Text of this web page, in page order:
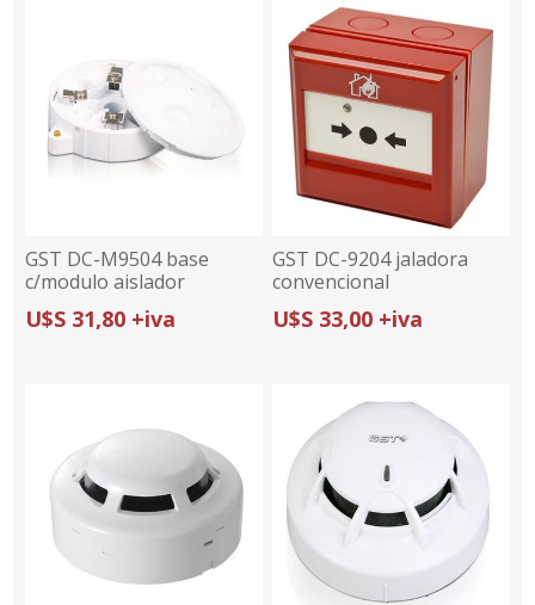
GST DC-M9504 base
c/modulo aislador
detectores serie DI y DI-M
(UL)
U$S 31,80 +iva
GST DC-9204 jaladora
convencional
U$S 33,00 +iva